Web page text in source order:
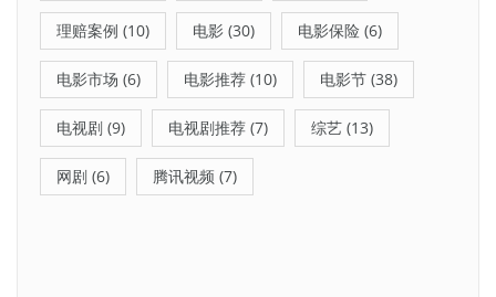
理赔案例 (10) 电影 (30) 电影保险 (6)
电影市场 (6) 电影推荐 (10) 电影节 (38)
电视剧 (9) 电视剧推荐 (7) 综艺 (13)
网剧 (6) 腾讯视频 (7)